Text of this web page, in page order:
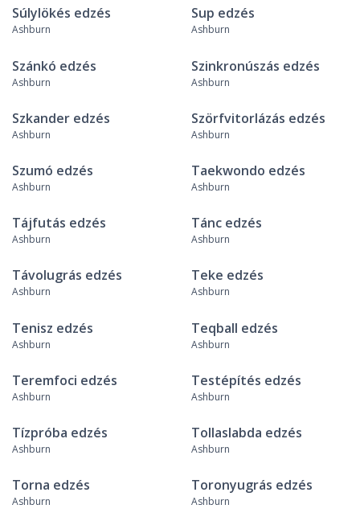
Súlylökés edzés
Ashburn
Sup edzés
Ashburn
Szánkó edzés
Ashburn
Szinkronúszás edzés
Ashburn
Szkander edzés
Ashburn
Szörfvitorlázás edzés
Ashburn
Szumó edzés
Ashburn
Taekwondo edzés
Ashburn
Tájfutás edzés
Ashburn
Tánc edzés
Ashburn
Távolugrás edzés
Ashburn
Teke edzés
Ashburn
Tenisz edzés
Ashburn
Teqball edzés
Ashburn
Teremfoci edzés
Ashburn
Testépítés edzés
Ashburn
Tízpróba edzés
Ashburn
Tollaslabda edzés
Ashburn
Torna edzés
Ashburn
Toronyugrás edzés
Ashburn